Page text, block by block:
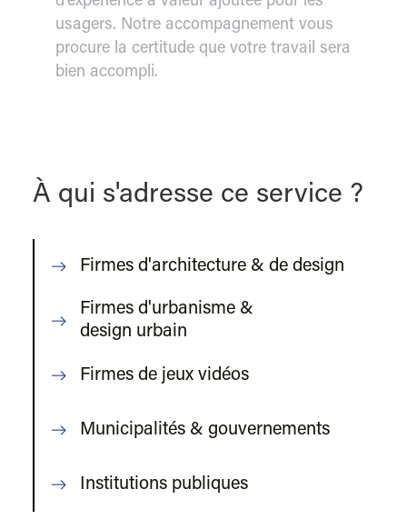
usagers. Notre accompagnement vous
procure la certitude que votre travail sera
bien accompli.
À qui s'adresse ce service ?
Firmes d'architecture & de design
Firmes d'urbanisme &
design urbain
Firmes de jeux vidéos
Municipalités & gouvernements
Institutions publiques